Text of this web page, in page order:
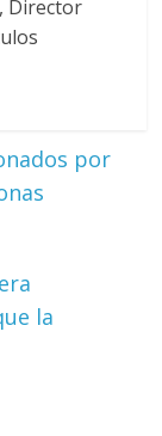
Director
por
la